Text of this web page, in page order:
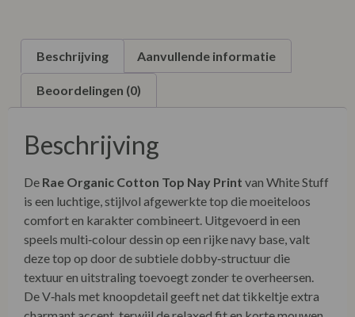
Beschrijving Aanvullende informatie
Beoordelingen (0)
Beschrijving
De Rae Organic Cotton Top Nay Print van White Stuff
is een luchtige, stijlvol afgewerkte top die moeiteloos
comfort en karakter combineert. Uitgevoerd in een
speels multi‑colour dessin op een rijke navy base, valt
deze top op door de subtiele dobby‑structuur die
textuur en uitstraling toevoegt zonder te overheersen.
De V‑hals met knoopdetail geeft net dat tikkeltje extra